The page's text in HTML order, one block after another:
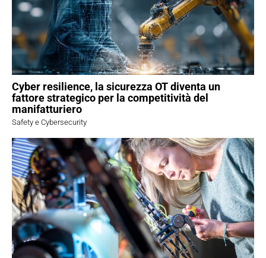
Cyber resilience, la sicurezza OT diventa un
fattore strategico per la competitività del
manifatturiero
Safety e Cybersecurity